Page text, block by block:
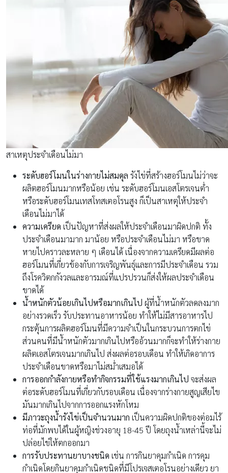
สาเหตุประจําเดือนไม่มา
ระดับฮอร์โมนในร่างกายไม่สมดุล รังไข่ที่สร้างฮอร์โมนไม่ว่าจะ
ผลิตฮอร์โมนมากหรือน้อย เช่น ระดับฮอร์โมนเอสโตรเจนต่ำ
หรือระดับฮอร์โมนเทสโทสเตอโรนสูง ก็เป็นสาเหตุให้ประจำ
เดือนไม่มาได้
ความเครียด เป็นปัญหาที่ส่งผลให้ประจำเดือนมาผิดปกติ ทั้ง
ประจำเดือนมามาก มาน้อย หรือประจำเดือนไม่มา หรือขาด
หายไปคราวละหลาย ๆ เดือนได้ เนื่องจากความเครียดมีผลต่อ
ฮอร์โมนที่เกี่ยวข้องกับการเจริญพันธุ์และการมีประจำเดือน รวม
ถึงโรควิตกกังวลและอารมณ์ที่แปรปรวนก็ส่งให้ผลประจำเดือน
ขาดได้
น้ำหนักตัวน้อยเกินไปหรือมากเกินไป ผู้ที่น้ำหนักตัวลดลงมาก
อย่างรวดเร็ว รับประทานอาหารน้อย ทำให้ไม่มีสารอาหารไป
กระตุ้นการผลิตฮอร์โมนที่มีความจำเป็นในกระบวนการตกไข่
ส่วนคนที่มีน้ำหนักตัวมากเกินไปหรืออ้วนมากก็จะทำให้ร่างกาย
ผลิตเอสโตรเจนมากเกินไป ส่งผลต่อรอบเดือน ทำให้เกิดอาการ
ประจำเดือนขาดหรือมาไม่สม่ำเสมอได้
การออกกำลังกายหรือทำกิจกรรมที่ใช้แรงมากเกินไป จะส่งผล
ต่อระดับฮอร์โมนที่เกี่ยวกับรอบเดือน เนื่องจากร่างกายสูญเสียไข
มันมากเกินไปจากการออกแรงหักโหม
มีภาวะถุงน้ำรังไข่เป็นจำนวนมาก เป็นความผิดปกติของต่อมไร้
ท่อที่มักพบได้ในผู้หญิงช่วงอายุ 18-45 ปี โดยถุงน้ำเหล่านี้จะไม่
ปล่อยไข่ให้ตกออกมา
การรับประทานยาบางชนิด เช่น การกินยาคุมกำเนิด การคุม
กำเนิดโดยกินยาคุมกำเนิดชนิดที่มีโปรเจสเตอโรนอย่างเดียว ยา